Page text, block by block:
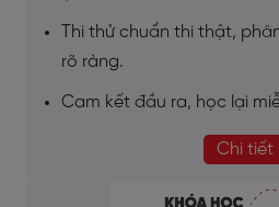
Thi thử chuẩn thi thật,
rõ ràng.
Cam kết đầu ra, học lại
Chi tiết